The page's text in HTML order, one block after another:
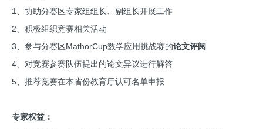
1、协助分赛区专家组组长、副组长开展工作
2、积极组织竞赛相关活动
3、参与分赛区MathorCup数学应用挑战赛的论文评阅
4、对竞赛参赛队伍提出的论文异议进行解答
5、推荐竞赛在本省份教育厅认可名单申报
专家权益：